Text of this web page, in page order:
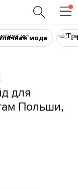
мода
для
Польши,